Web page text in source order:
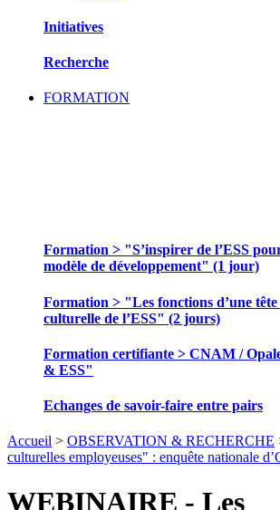
Initiatives
Recherche
FORMATION
Formation > "S’inspirer de l’ESS
modèle de développement" (1 jour)
Formation > "Les fonctions d’une tête
culturelle de l’ESS" (2 jours)
Formation certifiante > CNAM /
& ESS"
Echanges de savoir-faire entre pairs
Accueil > OBSERVATION & RECHERCHE
culturelles employeuses" : enquête nationale
WEBINAIRE - Les